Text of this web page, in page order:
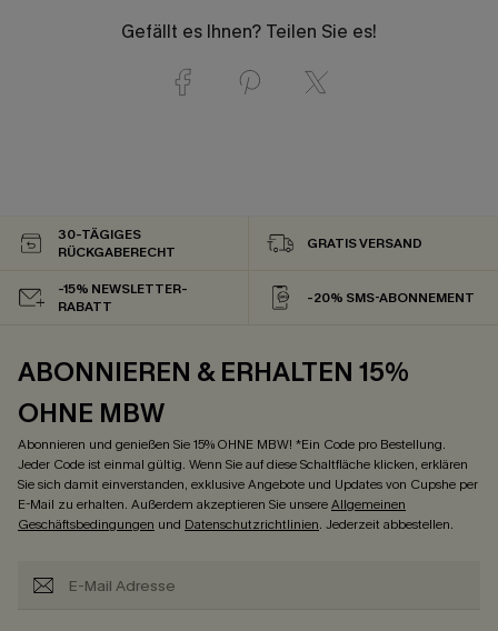
Gefällt es Ihnen? Teilen Sie es!
30-TÄGIGES
RÜCKGABERECHT
GRATIS VERSAND
-15% NEWSLETTER-
RABATT
-20% SMS-ABONNEMENT
ABONNIEREN & ERHALTEN 15%
OHNE MBW
Abonnieren und genießen Sie 15% OHNE MBW! *Ein Code pro Bestellung.
Jeder Code ist einmal gültig. Wenn Sie auf diese Schaltfläche klicken, erklären
Sie sich damit einverstanden, exklusive Angebote und Updates von Cupshe per
E-Mail zu erhalten. Außerdem akzeptieren Sie unsereAllgemeinen
Geschäftsbedingungen und Datenschutzrichtlinien. Jederzeit abbestellen.